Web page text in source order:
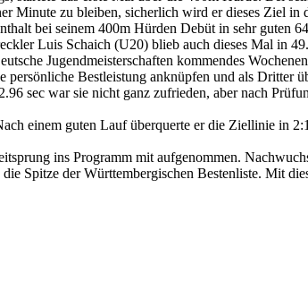
Minute zu bleiben, sicherlich wird er dieses Ziel in
bei seinem 400m Hürden Debüt in sehr guten
Luis Schaich (U20) blieb auch dieses Mal in
Jugendmeisterschaften kommendes
persönliche Bestleistung anknüpfen und als Dritter
sec war sie nicht ganz zufrieden, aber nach
einem guten Lauf überquerte er die Ziellinie in
ins Programm mit aufgenommen.
Spitze der Württembergischen Bestenliste. Mit